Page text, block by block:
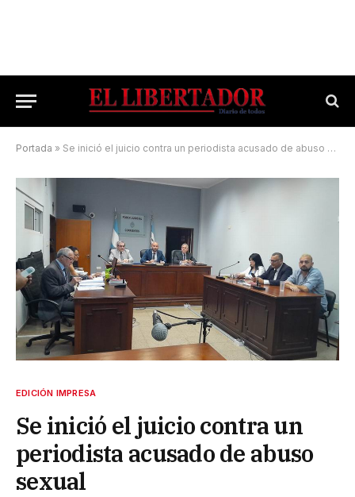
Portada » Se inició el juicio contra un periodista acusado de abuso sexual
EDICIÓN IMPRESA
Se inició el juicio contra un
periodista acusado de abuso
sexual